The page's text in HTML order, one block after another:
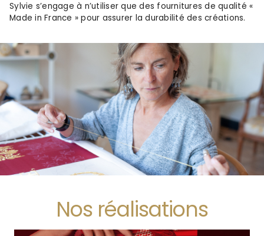
Sylvie s’engage à n’utiliser que des fournitures de qualité «
Made in France » pour assurer la durabilité des créations.
Nos réalisations